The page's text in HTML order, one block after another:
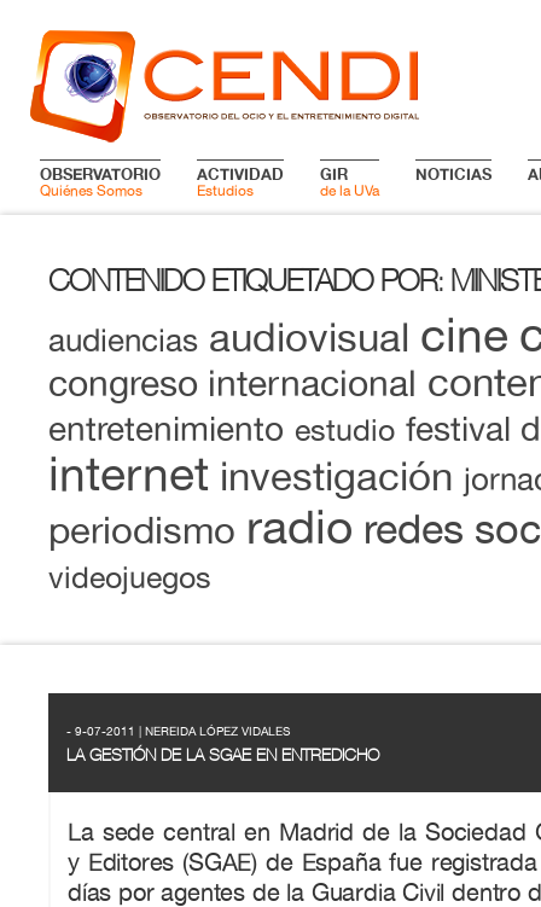
OBSERVATORIO
Quiénes Somos
ACTIVIDAD
Estudios
GIR
de la UVa
NOTICIAS
CONTENIDO ETIQUETADO POR:
audiencias audiovisual cine
congreso internacional
entretenimiento estudio festival
internet investigación
periodismo radio redes
videojuegos
- 9-07-2011 | NEREIDA LÓPEZ VIDALES
LA GESTIÓN DE LA SGAE EN ENTREDICHO
La sede central en Madrid de la Sociedad
y Editores (SGAE) de España fue
días por agentes de la Guardia Civil dentro